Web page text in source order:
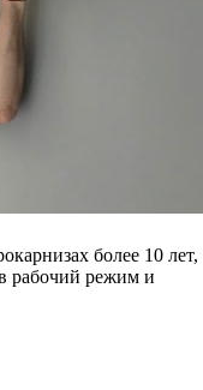
более 10 лет,
рабочий режим и